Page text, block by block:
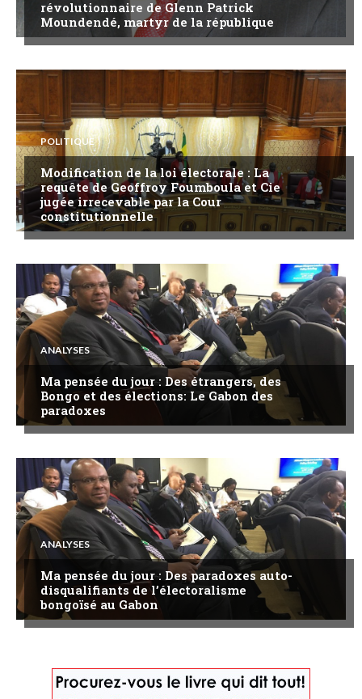
révolutionnaire de Glenn Patrick
Moundendé, martyr de la république
POLITIQUE
Modification de la loi électorale : La
requête de Geoffroy Foumboula et Cie
jugée irrecevable par la Cour
constitutionnelle
ANALYSES
Ma pensée du jour : Des étrangers, des
Bongo et des élections: Le Gabon des
paradoxes
ANALYSES
Ma pensée du jour : Des paradoxes auto-
disqualifiants de l’électoralisme
bongoïsé au Gabon